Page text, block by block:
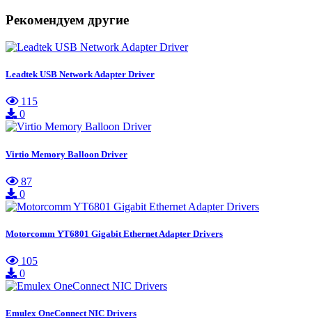
Рекомендуем другие
Leadtek USB Network Adapter Driver
115
0
Virtio Memory Balloon Driver
87
0
Motorcomm YT6801 Gigabit Ethernet Adapter Drivers
105
0
Emulex OneConnect NIC Drivers